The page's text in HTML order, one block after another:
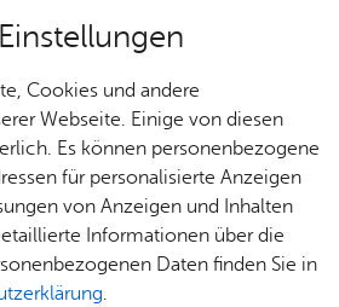
& Stadt
Vor­le­sen
Cookies und andere
Webseite. Einige von diesen
Es können personenbezogene
für personalisierte Anzeigen
von Anzeigen und Inhalten
Informationen über die
Daten finden Sie in
.